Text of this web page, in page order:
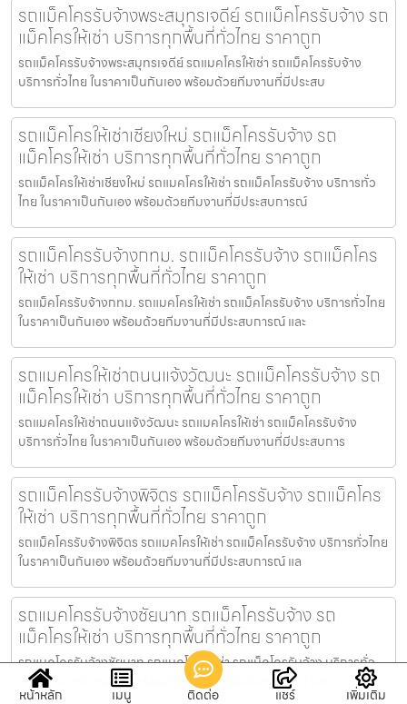
รถแม็คโครรับจ้างพระสมุทรเจดีย์ รถแม็คโครรับจ้าง รถ
แม็คโครให้เช่า บริการทุกพื้นที่ทั่วไทย ราคาถูก
รถแม็คโครรับจ้างพระสมุทรเจดีย์ รถแมคโครให้เช่า รถแม็คโครรับจ้าง
บริการทั่วไทย ในราคาเป็นกันเอง พร้อมด้วยทีมงานที่มีประสบ
รถแม็คโครให้เช่าเชียงใหม่ รถแม็คโครรับจ้าง รถ
แม็คโครให้เช่า บริการทุกพื้นที่ทั่วไทย ราคาถูก
รถแม็คโครให้เช่าเชียงใหม่ รถแมคโครให้เช่า รถแม็คโครรับจ้าง บริการทั่ว
ไทย ในราคาเป็นกันเอง พร้อมด้วยทีมงานที่มีประสบการณ์
รถแม็คโครรับจ้างกทม. รถแม็คโครรับจ้าง รถแม็คโคร
ให้เช่า บริการทุกพื้นที่ทั่วไทย ราคาถูก
รถแม็คโครรับจ้างกทม. รถแมคโครให้เช่า รถแม็คโครรับจ้าง บริการทั่วไทย
ในราคาเป็นกันเอง พร้อมด้วยทีมงานที่มีประสบการณ์ และ
รถแมคโครให้เช่าถนนแจ้งวัฒนะ รถแม็คโครรับจ้าง รถ
แม็คโครให้เช่า บริการทุกพื้นที่ทั่วไทย ราคาถูก
รถแมคโครให้เช่าถนนแจ้งวัฒนะ รถแมคโครให้เช่า รถแม็คโครรับจ้าง
บริการทั่วไทย ในราคาเป็นกันเอง พร้อมด้วยทีมงานที่มีประสบการ
รถแม็คโครรับจ้างพิจิตร รถแม็คโครรับจ้าง รถแม็คโคร
ให้เช่า บริการทุกพื้นที่ทั่วไทย ราคาถูก
รถแม็คโครรับจ้างพิจิตร รถแมคโครให้เช่า รถแม็คโครรับจ้าง บริการทั่วไทย
ในราคาเป็นกันเอง พร้อมด้วยทีมงานที่มีประสบการณ์ แล
รถแมคโครรับจ้างชัยนาท รถแม็คโครรับจ้าง รถ
แม็คโครให้เช่า บริการทุกพื้นที่ทั่วไทย ราคาถูก
รถแมคโครรับจ้างชัยนาท รถแมคโครให้เช่า รถแม็คโครรับจ้าง บริการทั่ว
ไทย ในราคาเป็นกันเอง พร้อมด้วยทีมงานที่มีประสบการณ์ และ
หน้าหลัก เมนู ติดต่อ แชร์ เพิ่มเติม